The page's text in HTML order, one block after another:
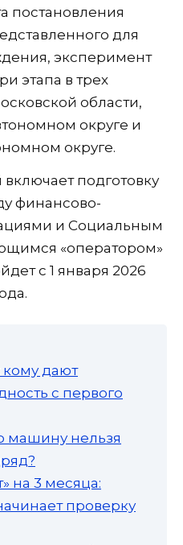
постановления
для
эксперимент
этапа в трех
области,
округе и
округе.
подготовку
финансово-
и Социальным
«оператором»
с 1 января 2026
дают
с первого
машину нельзя
на 3 месяца:
проверку